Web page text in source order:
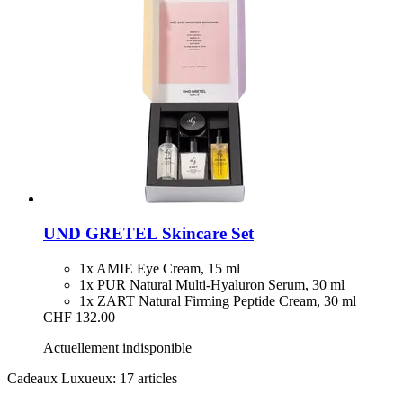
UND GRETEL Skincare Set
1x AMIE Eye Cream, 15 ml
1x PUR Natural Multi-Hyaluron Serum, 30 ml
1x ZART Natural Firming Peptide Cream, 30 ml
CHF 132.00
Actuellement indisponible
Cadeaux Luxueux: 17 articles